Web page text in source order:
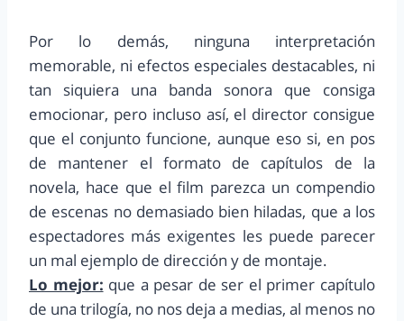
Por lo demás, ninguna interpretación
memorable, ni efectos especiales destacables, ni
tan siquiera una banda sonora que consiga
emocionar, pero incluso así, el director consigue
que el conjunto funcione, aunque eso si, en pos
de mantener el formato de capítulos de la
novela, hace que el film parezca un compendio
de escenas no demasiado bien hiladas, que a los
espectadores más exigentes les puede parecer
un mal ejemplo de dirección y de montaje.
Lo mejor: que a pesar de ser el primer capítulo
de una trilogía, no nos deja a medias, al menos no